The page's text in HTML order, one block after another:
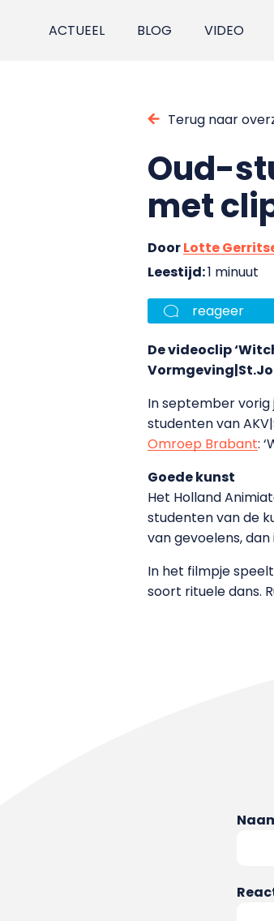
ACTUEEL BLOG VIDEO
Terug naar
Oud-
met
DoorLotte
Leestijd:1 minuut
reageer
De videoclip
In september vorig
studenten van
Omroep Brabant:
Goede kunst
Het Holland
studenten van de
van gevoelens, dan
In het filmpje
soort rituele dans.